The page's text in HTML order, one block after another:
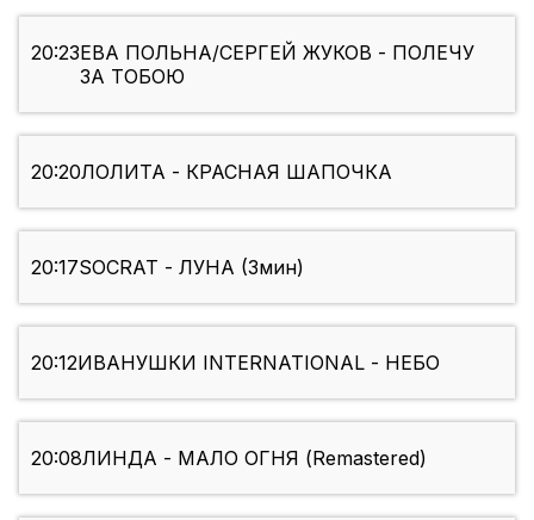
20:23ЕВА ПОЛЬНА/СЕРГЕЙ ЖУКОВ - ПОЛЕЧУ
ЗА ТОБОЮ
20:20ЛОЛИТА - КРАСНАЯ ШАПОЧКА
20:17SOCRAT - ЛУНА (3мин)
20:12ИВАНУШКИ INTERNATIONAL - НЕБО
20:08ЛИНДА - МАЛО ОГНЯ (Remastered)